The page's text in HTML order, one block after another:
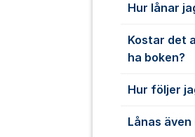
Hur lånar
Kostar det
ha boken?
Hur följer
Lånas